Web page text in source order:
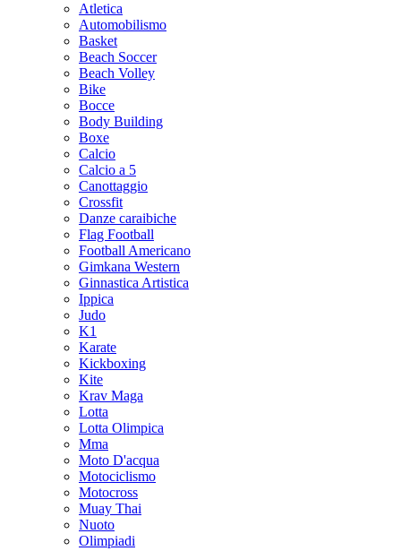
Atletica
Automobilismo
Basket
Beach Soccer
Beach Volley
Bike
Bocce
Body Building
Boxe
Calcio
Calcio a 5
Canottaggio
Crossfit
Danze caraibiche
Flag Football
Football Americano
Gimkana Western
Ginnastica Artistica
Ippica
Judo
K1
Karate
Kickboxing
Kite
Krav Maga
Lotta
Lotta Olimpica
Mma
Moto D'acqua
Motociclismo
Motocross
Muay Thai
Nuoto
Olimpiadi